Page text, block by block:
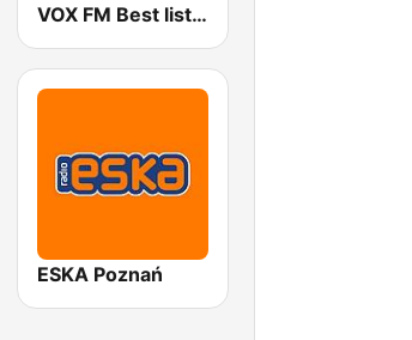
VOX FM Best lista 2025
ESKA Poznań